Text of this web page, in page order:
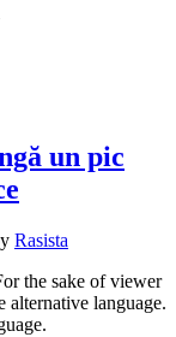
un pic
Rasista
the sake of viewer
alternative language.